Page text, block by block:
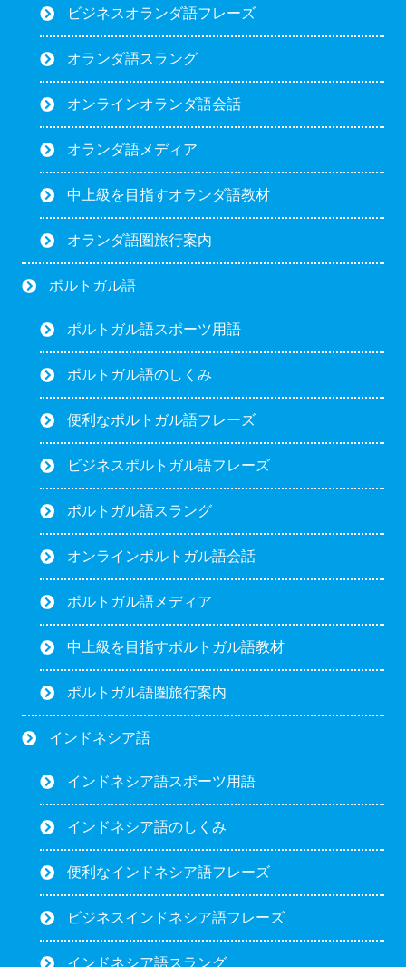
ビジネスオランダ語フレーズ
オランダ語スラング
オンラインオランダ語会話
オランダ語メディア
中上級を目指すオランダ語教材
オランダ語圏旅行案内
ポルトガル語
ポルトガル語スポーツ用語
ポルトガル語のしくみ
便利なポルトガル語フレーズ
ビジネスポルトガル語フレーズ
ポルトガル語スラング
オンラインポルトガル語会話
ポルトガル語メディア
中上級を目指すポルトガル語教材
ポルトガル語圏旅行案内
インドネシア語
インドネシア語スポーツ用語
インドネシア語のしくみ
便利なインドネシア語フレーズ
ビジネスインドネシア語フレーズ
インドネシア語スラング